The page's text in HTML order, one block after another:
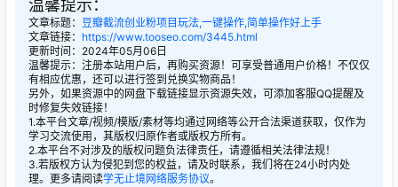
温馨提示：
文章标题： 豆瓣截流创业粉项目玩法,一键操作,简单操作好上手
文章链接： https://www.tooseo.com/3445.html
更新时间：2024年05月06日
温馨提示：注册本站用户后，再购买资源！可享受普通用户价格！不仅仅
有相应优惠，还可以进行签到兑换实物商品！
另外，如果资源中的网盘下载链接显示资源失效，可添加客服QQ提醒及
时修复失效链接！
1.本平台文章/视频/模版/素材等均通过网络等公开合法渠道获取，仅作为
学习交流使用，其版权归原作者或版权方所有。
2.本平台不对涉及的版权问题负法律责任，请遵循相关法律法规！
3.若版权方认为侵犯到您的权益，请及时联系，我们将在24小时内处
理。更多请阅读学无止境网络服务协议。